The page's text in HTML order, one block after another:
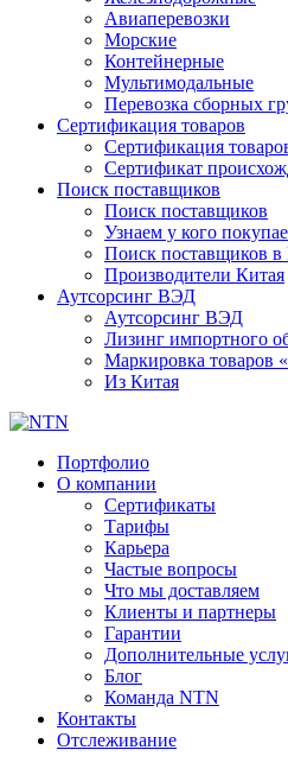
Авиаперевозки
Морские
Контейнерные
Мультимодальные
Перевозка сборных
Сертификация товаров
Сертификация
Сертификат
Поиск поставщиков
Поиск поставщиков
Узнаем у кого
Поиск поставщиков в
Производители Китая
Аутсорсинг ВЭД
Аутсорсинг ВЭД
Лизинг импортного
Маркировка товаров
Из Китая
Портфолио
О компании
Сертификаты
Тарифы
Карьера
Частые вопросы
Что мы доставляем
Клиенты и партнеры
Гарантии
Дополнительные
Блог
Команда NTN
Контакты
Отслеживание